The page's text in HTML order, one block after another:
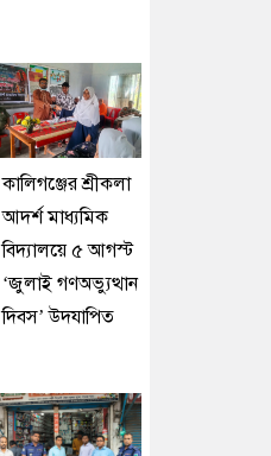
কালিগঞ্জের শ্রীকলা
আদর্শ মাধ্যমিক
বিদ্যালয়ে ৫ আগস্ট
‘জুলাই গণঅভ্যুত্থান
দিবস’ উদযাপিত